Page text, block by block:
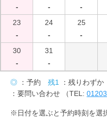
-
-
-
23
-
24
-
25
-
30
-
31
-
◎ ：予約 残1 ：残りわずか
：要問い合わせ （TEL:
※日付を選ぶと予約時刻を選